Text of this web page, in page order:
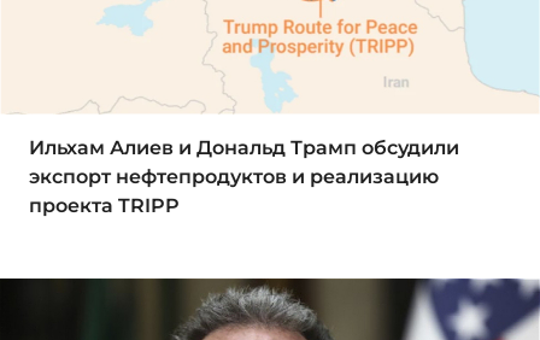
Ильхам Алиев и Дональд Трамп обсудили
экспорт нефтепродуктов и реализацию
проекта TRIPP